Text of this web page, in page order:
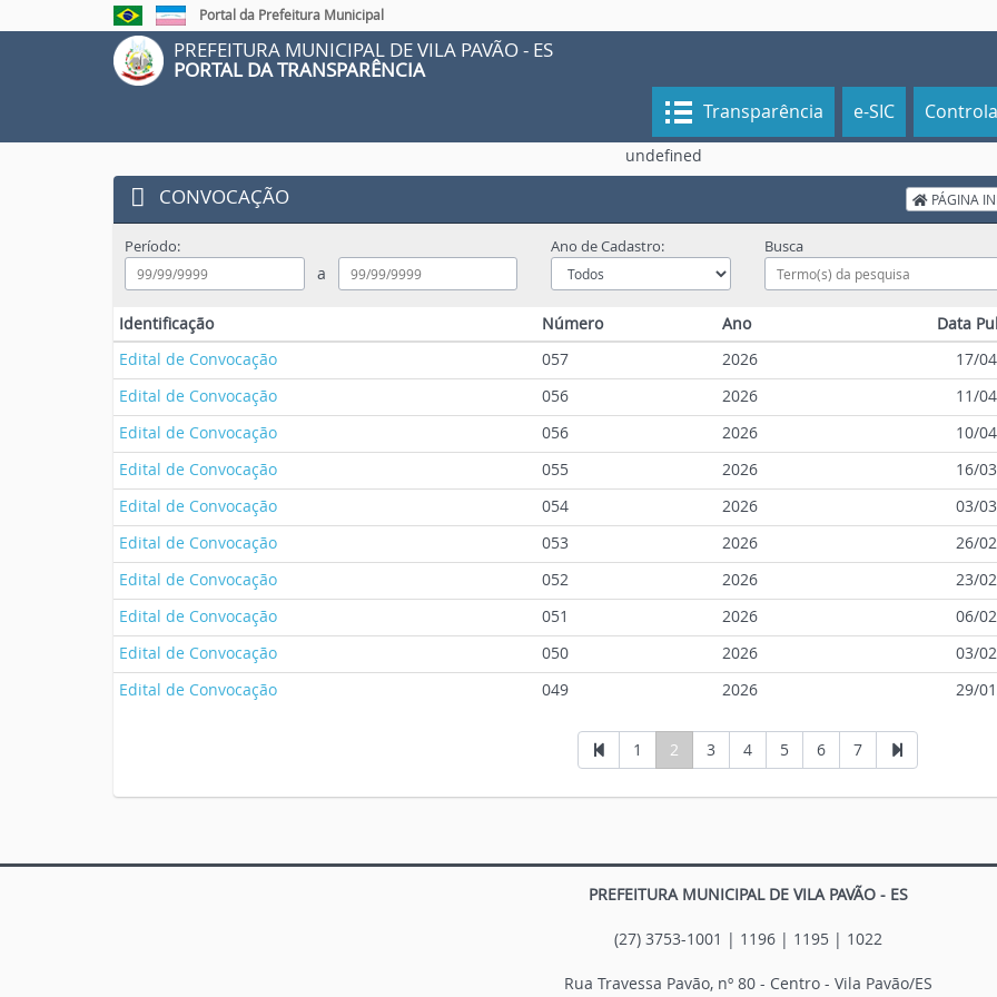
Link
externo
para
Portal
Brasil
Link
externo
para
Portal
Estado
Espírito
Santo
Portal da Prefeitura Municipal
PREFEITURA MUNICIPAL DE VILA PAVÃO - ES
PORTAL DA TRANSPARÊNCIA
Transparência e-SIC
CONVOCAÇÃO PÁGINA
Período:
a
Ano de Cadastro: Busca
Identificação Número Ano
Data
Edital de Convocação
057 2026 17/
Edital de Convocação 056 2026 11/
Edital de Convocação 056 2026 10/
Edital de Convocação 055 2026 16/
Edital de Convocação 054 2026 03/
Edital de Convocação 053 2026 26/
Edital de Convocação 052 2026 23/
Edital de Convocação 051 2026 06/
Edital de Convocação 050 2026 03/
Edital de Convocação 049 2026 29/
1 2 3 4 5 6 7
PREFEITURA MUNICIPAL DE VILA PAVÃO - ES
(27) 3753-1001 | 1196 | 1195 | 1022
Rua Travessa Pavão, nº 80 - Centro - Vila Pavão/ES
undefined